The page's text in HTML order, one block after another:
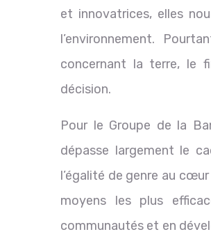
et innovatrices, elles
l’environnement.
concernant la terre, le
décision.
Pour le Groupe de la
dépasse largement le
l’égalité de genre au
moyens les plus
communautés et en